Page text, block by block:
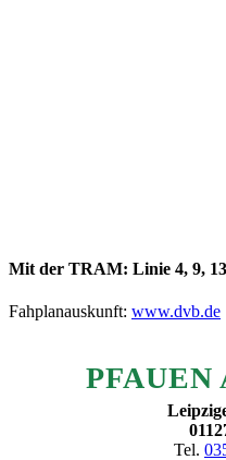
Mit der TRAM: Linie 4, 9, 13
Fah­plan­aus­kunft: www.dvb.de
PFAU­EN
Tel.